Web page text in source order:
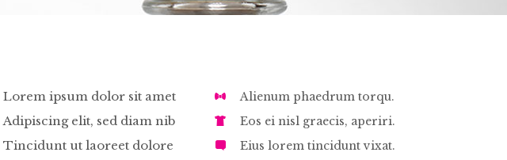
Lorem ipsum dolor sit amet
Adipiscing elit, sed diam nib
Tincidunt ut laoreet dolore
Alienum phaedrum torqu.
Eos ei nisl graecis, aperiri.
Eius lorem tincidunt vixat.